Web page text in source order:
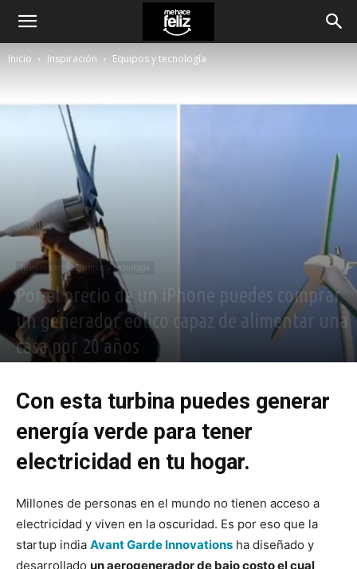
Inicio Inspiración Equipos y tecnología
Inspiración Equipos y tecnología
Por el precio de un iPhone puedes comprar
un generador eólico capaz de alimentar una
casa por 20 años
Con esta turbina puedes generar
energía verde para tener
electricidad en tu hogar.
Millones de personas en el mundo no tienen acceso a
electricidad y viven en la oscuridad. Es por eso que la
startup india Avant Garde Innovations ha diseñado y
desarrollado un aerogenerador de bajo costo el cual